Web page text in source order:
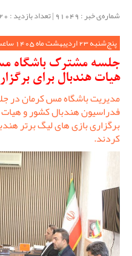
شماره‌ی خبر : ‌91049 | تعداد بازدید : 220
پنج‌شنبه 23 اردیبهشت ماه 1405 ساعت 12:41
جلسه مشترک باشگاه
هیات هندبال برای
مدیریت باشگاه مس کرمان در
فدراسیون هندبال کشور و
برگزاری بازی های لیگ برتر
کردند.